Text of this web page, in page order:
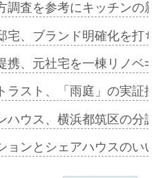
調査を参考にキッチン
宅、ブランド明確化を
携、元社宅を一棟リノ
ラスト、「雨庭」の実
ハウス、横浜都筑区の
ョンとシェアハウスの